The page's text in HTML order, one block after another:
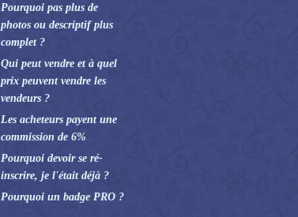
Pourquoi pas plus de
photos ou descriptif plus
complet ?
Qui peut vendre et à quel
prix peuvent vendre les
vendeurs ?
Les acheteurs payent une
commission de 6%
Pourquoi devoir se ré-
inscrire, je l'était déjà ?
Pourquoi un badge PRO ?